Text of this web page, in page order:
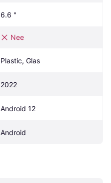
6.6 "
Nee
Plastic, Glas
2022
Android 12
Android